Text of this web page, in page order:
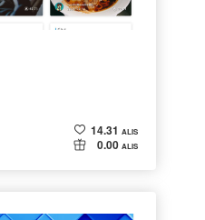
14.31 ALIS
0.00 ALIS